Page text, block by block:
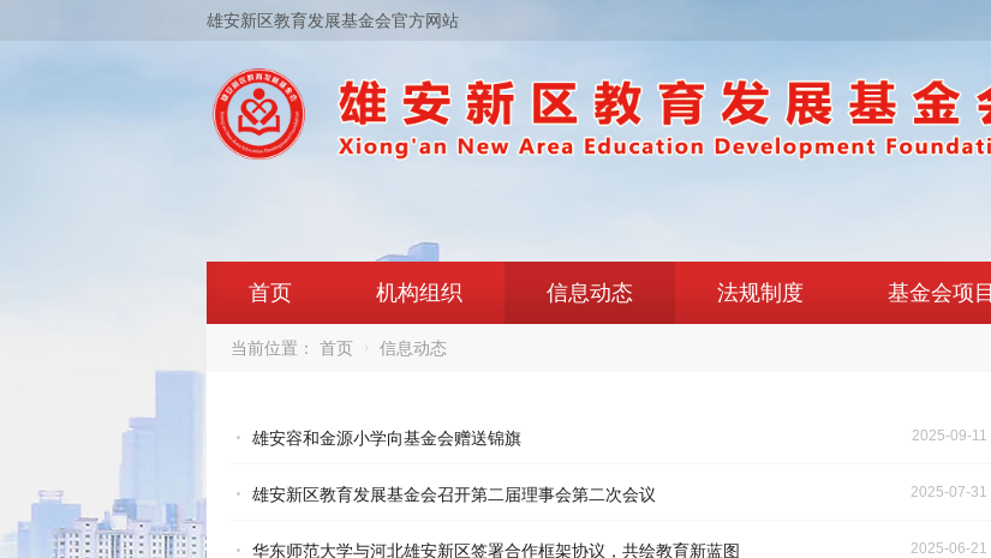
雄安新区教育发展基金会官方网站
首页 机构组织 信息动态 法规制度 基金会项目
当前位置： 首页 信息动态
2025-09-11
雄安容和金源小学向基金会赠送锦旗
2025-07-31
雄安新区教育发展基金会召开第二届理事会第二次会议
2025-06-21
华东师范大学与河北雄安新区签署合作框架协议，共绘教育新蓝图